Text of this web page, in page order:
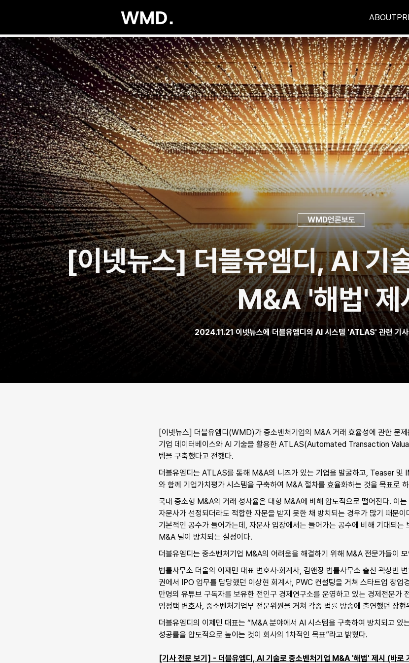
WMD언론보도
[이넷뉴스] 더블유엠디, AI 기
M&A '해법' 제
2024.11.21 이넷뉴스에 더블유엠디의 AI 시스템 'ATLAS' 관련 기
[이넷뉴스] 더블유엠디(WMD)가 중소벤처기업의 M&A 거래 효율성에 관한 문제
기업 데이터베이스와 AI 기술을 활용한 ATLAS(Automated Transaction
템을 구축했다고 전했다.
더블유엠디는 ATLAS를 통해 M&A의 니즈가 있는 기업을 발굴하고, Teaser 및
와 함께 기업가치평가 시스템을 구축하여 M&A 절차를 효율화하는 것을 목표로
국내 중소형 M&A의 거래 성사율은 대형 M&A에 비해 압도적으로 떨어진다. 이
자문사가 선정되더라도 적합한 자문을 받지 못한 채 방치되는 경우가 많기 때문
기본적인 공수가 들어가는데, 자문사 입장에서는 들어가는 공수에 비해 기대되는
M&A 딜이 방치되는 실정이다.
더블유엠디는 중소벤처기업 M&A의 어려움을 해결하기 위해 M&A 전문가들이
법률사무소 더올의 이재민 대표 변호사·회계사, 김앤장 법률사무소 출신 곽상빈
권에서 IPO 업무를 담당했던 이상현 회계사, PWC 컨설팅을 거쳐 스타트업 창업
만명의 유튜브 구독자를 보유한 전인구 경제연구소를 운영하고 있는 경제전문가
임정택 변호사, 중소벤처기업부 전문위원을 거쳐 각종 법률 방송에 출연했던 장
더블유엠디의 이제민 대표는 “M&A 분야에서 AI 시스템을 구축하여 방치되고 있
성공률을 압도적으로 높이는 것이 회사의 1차적인 목표”라고 밝혔다.
[기사 전문 보기] - 더블유엠디, AI 기술로 중소벤처기업 M&A '해법' 제시 (바로
ABOUT